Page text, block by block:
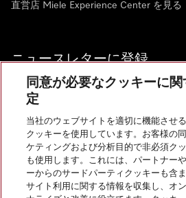
直営店 Miele Experience Center を見る
ニュースレターに登録
お問い合わせ
InstagramのMiele
YoutubeのMiele
同意が必要なクッキーに
定
当社のウェブサイトを適切に機能させ
クッキーを使用しています。お客様の
ケティングおよび分析目的で非必須ク
も使用します。これには、パートナー
ーからのサードパーティクッキーも含
サイト利用に関する情報を収集し、オ